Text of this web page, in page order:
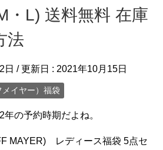
・L) 送料無料 在庫
法
日 / 更新日 : 2021年10月15日
メイヤー）福袋
の予約時期だよね。
MAYER) レディース福袋 5点セ